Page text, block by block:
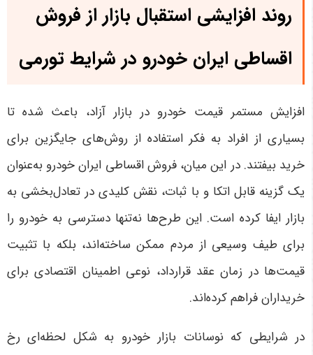
روند افزایشی استقبال بازار از فروش
اقساطی ایران خودرو در شرایط تورمی
افزایش مستمر قیمت خودرو در بازار آزاد، باعث شده تا
بسیاری از افراد به فکر استفاده از روش‌های جایگزین برای
خرید بیفتند. در این میان، فروش اقساطی ایران خودرو به‌عنوان
یک گزینه قابل اتکا و با ثبات، نقش کلیدی در تعادل‌بخشی به
بازار ایفا کرده است. این طرح‌ها نه‌تنها دسترسی به خودرو را
برای طیف وسیعی از مردم ممکن ساخته‌اند، بلکه با تثبیت
قیمت‌ها در زمان عقد قرارداد، نوعی اطمینان اقتصادی برای
خریداران فراهم کرده‌اند.
در شرایطی که نوسانات بازار خودرو به شکل لحظه‌ای رخ